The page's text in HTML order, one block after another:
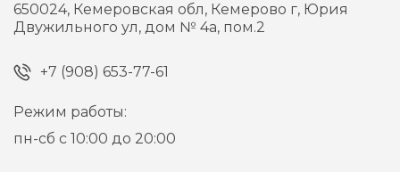
650024, Кемеровская обл, Кемерово г, Юрия
Двужильного ул, дом № 4а, пом.2
+7 (908) 653-77-61
Режим работы:
пн-сб с 10:00 до 20:00